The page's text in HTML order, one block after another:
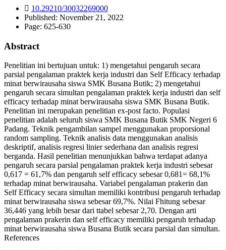
10.29210/30032269000
Published: November 21, 2022
Page: 625-630
Abstract
Penelitian ini bertujuan untuk: 1) mengetahui pengaruh secara
parsial pengalaman praktek kerja industri dan Self Efficacy terhadap
minat berwirausaha siswa SMK Busana Butik; 2) mengetahui
pengaruh secara simultan pengalaman praktek kerja industri dan self
efficacy terhadap minat berwirausaha siswa SMK Busana Butik.
Penelitian ini merupakan penelitian ex-post facto. Populasi
penelitian adalah seluruh siswa SMK Busana Butik SMK Negeri 6
Padang. Teknik pengambilan sampel menggunakan proporsional
random sampling. Teknik analisis data menggunakan analisis
deskriptif, analisis regresi linier sederhana dan analisis regresi
berganda. Hasil penelitian menunjukkan bahwa terdapat adanya
pengaruh secara parsial pengalaman praktek kerja industri sebesar
0,617 = 61,7% dan pengaruh self efficacy sebesar 0,681= 68,1%
terhadap minat berwirausaha. Variabel pengalaman prakerin dan
Self Efficacy secara simultan memiliki kontribusi pengaruh terhadap
minat berwirausaha siswa sebesar 69,7%. Nilai Fhitung sebesar
36,446 yang lebih besar dari ttabel sebesar 2,70. Dengan arti
pengalaman prakerin dan self efficacy memiliki pengaruh terhadap
minat berwirausaha siswa Busana Butik secara parsial dan simultan.
References